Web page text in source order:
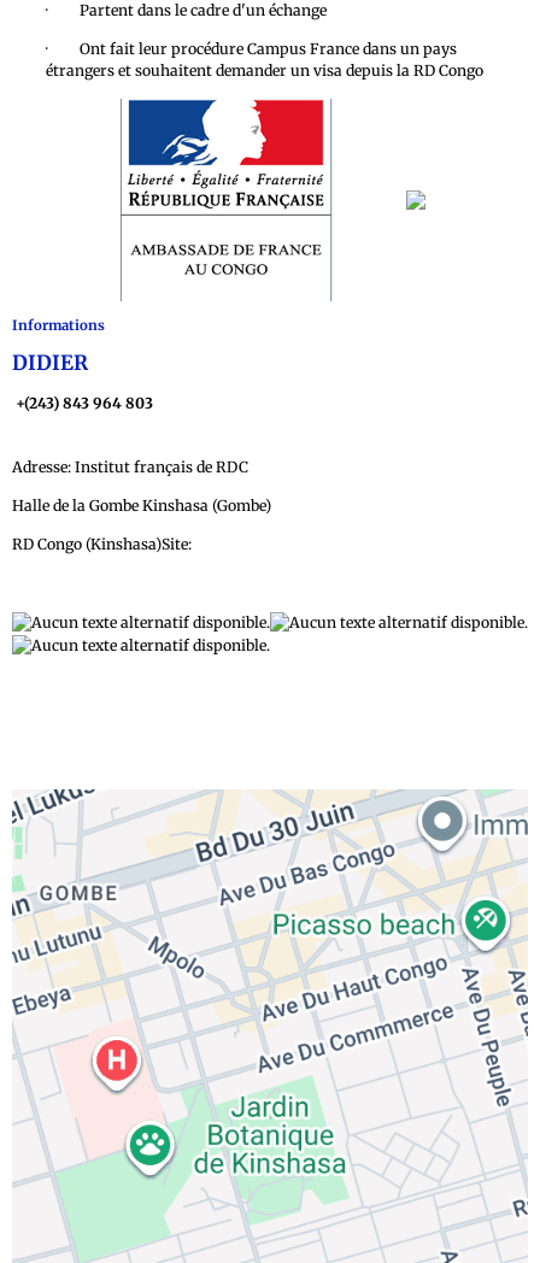
· Partent dans le cadre d'un échange
· Ont fait leur procédure Campus France dans un pays
étrangers et souhaitent demander un visa depuis la RD Congo
Informations
DIDIER
+(243) 843 964 803
Adresse: Institut français de RDC
Halle de la Gombe Kinshasa (Gombe)
RD Congo (Kinshasa)Site: